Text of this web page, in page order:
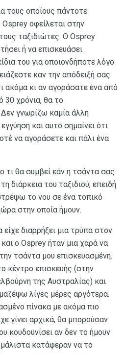
τους οποίους πάντοτε
οφείλεται στην
ταξιδιώτες. Ο Osprey
ή να επισκευάσει
του για οποιονδήποτε λόγο
καν την απόδειξή σας.
ακόμα κι αν αγοράσατε ένα από
30 χρόνια, θα το
γνωρίζω καμία άλλη
και αυτό σημαίνει ότι
να αγοράσετε και πάλι ένα
τι θα συμβεί εάν η τσάντα σας
διάρκεια του ταξιδιού, επειδή
το νου σε ένα τοπικό
στην οποία ήμουν.
είχε διαρρήξει μια τρύπα στον
ο Osprey ήταν μια χαρά να
τσάντα μου επισκευασμένη.
κέντρο επισκευής (στην
της Αυστραλίας) και
λίγες μέρες αργότερα.
πίνακα με ακόμα πιο
γίνει αρχικά, θα μπορούσαν
κουδουνίσει αν δεν το ήμουν
κατάφεραν να το